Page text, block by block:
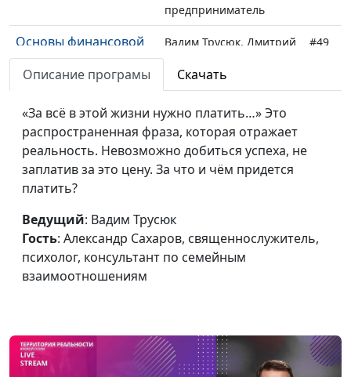
предприниматель
Основы финансовой
грамотности. Лекция
Вадим Трусюк, Дмитрий
индивидуальный
#49
Где взять ресурсы для
успеха
Вадим Трусюк,
Александр Сахаров,
священнослужитель,
взаимоотношениям
Управление
финансами
Вадим Трусюк, Руслан
по корпоративному
управлению
Описание програмы Скачать
«За всё в этой жизни нужно платить…» Это
распространенная фраза, которая отражает
реальность. Невозможно добиться успеха, не
заплатив за это цену. За что и чём придется
платить?
Ведущий: Вадим Трусюк
Гость: Александр Сахаров, священнослужитель,
психолог, консультант по семейным
взаимоотношениям